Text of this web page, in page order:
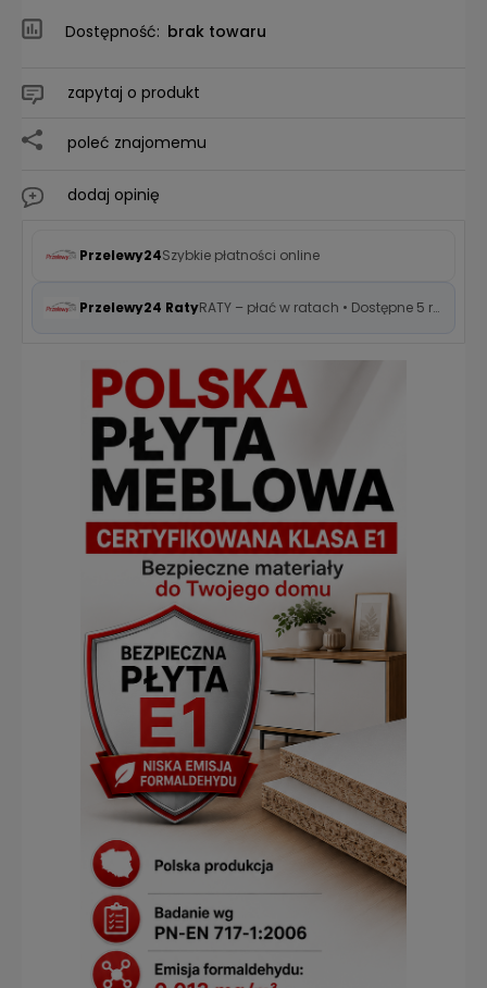
Dostępność: brak towaru
zapytaj o produkt
poleć znajomemu
dodaj opinię
Przelewy24Szybkie płatności online
Przelewy24 Raty RATY – płać w ratach • Dostępne 5 rat 0%